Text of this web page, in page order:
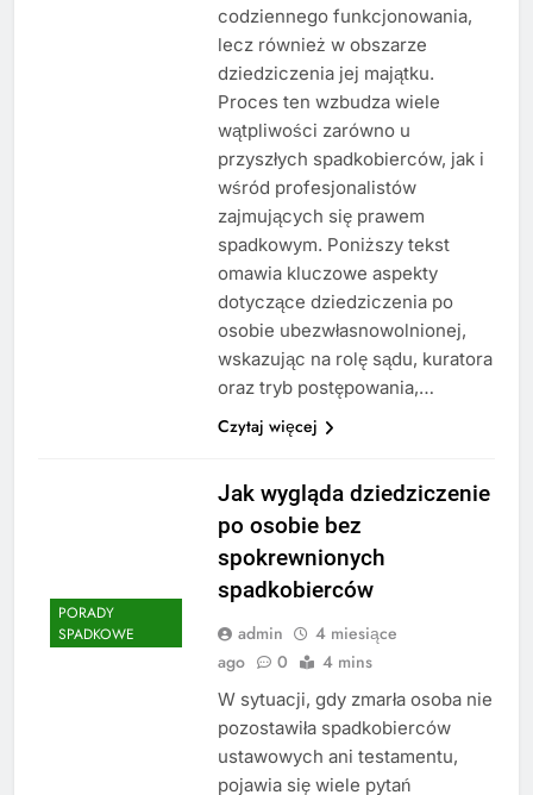
codziennego funkcjonowania,
lecz również w obszarze
dziedziczenia jej majątku.
Proces ten wzbudza wiele
wątpliwości zarówno u
przyszłych spadkobierców, jak i
wśród profesjonalistów
zajmujących się prawem
spadkowym. Poniższy tekst
omawia kluczowe aspekty
dotyczące dziedziczenia po
osobie ubezwłasnowolnionej,
wskazując na rolę sądu, kuratora
oraz tryb postępowania,…
Czytaj więcej
PORADY
SPADKOWE
Jak wygląda dziedziczenie
po osobie bez
spokrewnionych
spadkobierców
admin
4 miesiące
ago
0 4 mins
W sytuacji, gdy zmarła osoba nie
pozostawiła spadkobierców
ustawowych ani testamentu,
pojawia się wiele pytań